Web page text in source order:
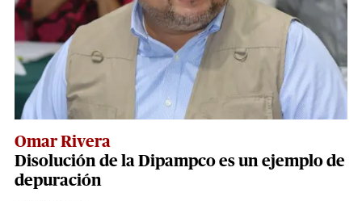
Omar Rivera
Disolución de la Dipampco es un ejemplo de
depuración